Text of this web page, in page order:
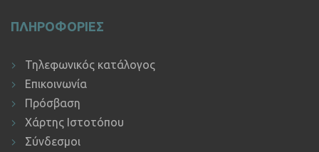
ΠΛΗΡΟΦΟΡΙΕΣ
Τηλεφωνικός κατάλογος
Επικοινωνία
Πρόσβαση
Χάρτης Ιστοτόπου
Σύνδεσμοι